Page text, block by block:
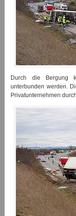
Durch die Bergung
unterbunden werden.
Privatunternehmen